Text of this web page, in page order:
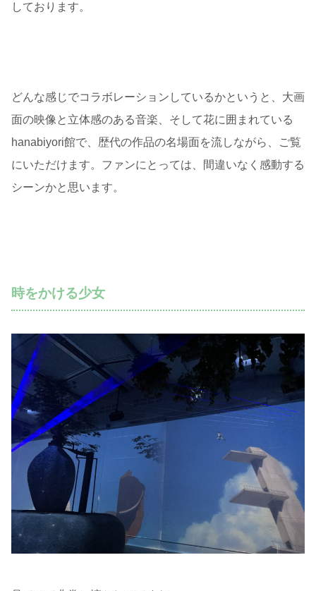
しております。
どんな感じでコラボレーションしているかというと、大画
面の映像と立体感のある音楽、そして花に囲まれている
hanabiyori館で、歴代の作品の名場面を流しながら、ご覧
にいただけます。ファンにとっては、間違いなく感動する
シーンかと思います。
時をかける少女